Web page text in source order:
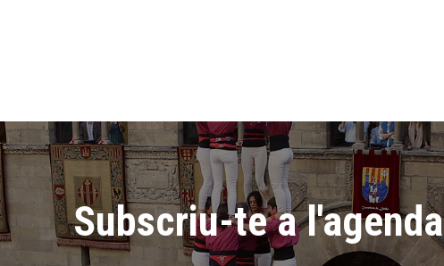
Subscriu-te a l'agenda